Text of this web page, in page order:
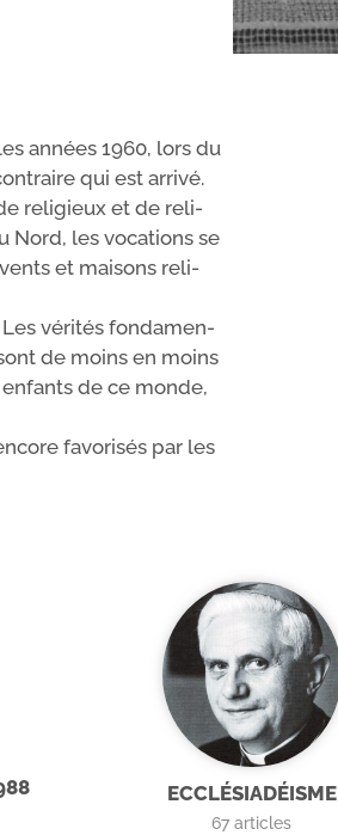
années 1960, lors du
qui est arri­vé.
reli­gieux et de reli­
Nord, les voca­tions se
et mai­sons reli­
Les véri­tés fon­da­men­
de moins en moins
de ce monde,
favo­ri­sés par les
ECCLÉSIADÉISME
67 articles